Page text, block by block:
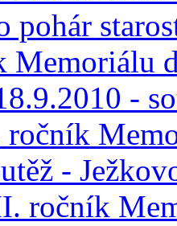
pohár
Memoriálu
-
-
ročník